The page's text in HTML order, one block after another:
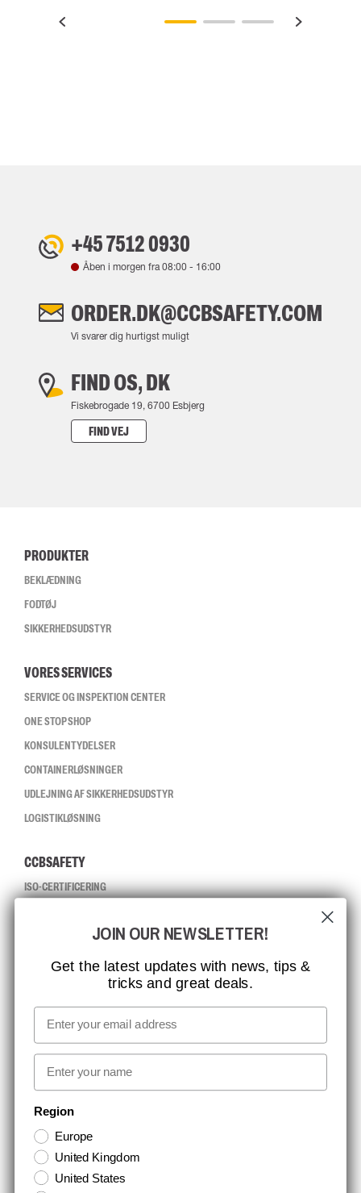
+45 7512 0930
Åben i morgen fra08:00 - 16:00
ORDER.DK@CCBSAFETY.COM
Vi svarer dig hurtigst muligt
FIND OS, DK
Fiskebrogade 19, 6700 Esbjerg
FIND VEJ
PRODUKTER
BEKLÆDNING
FODTØJ
SIKKERHEDSUDSTYR
VORES SERVICES
SERVICE OG INSPEKTION CENTER
ONE STOP SHOP
KONSULENTYDELSER
CONTAINERLØSNINGER
UDLEJNING AF SIKKERHEDSUDSTYR
LOGISTIKLØSNING
CCBSAFETY
ISO-CERTIFICERING
MISSION, VISION OG VÆRDIER
KONTAKT
JOB HOS CCBSAFETY
MEDIA
VI TAGER ANSVAR
NYHEDSBREV TILMELDING
Hold dig opdateret med gode tilbud og produktnyheder. Din e-mail
opbevares sikkert og du kan til enhver tid
JOIN OUR NEWSLETTER!
Get the latest updates with news, tips &
tricks and great deals.
Email
First name
Region
Europe
United Kingdom
United States